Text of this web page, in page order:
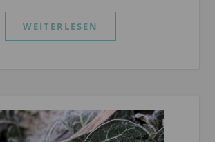
WEITERLESEN